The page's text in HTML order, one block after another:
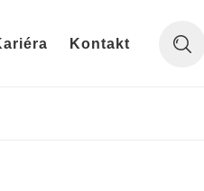
Kontakt